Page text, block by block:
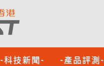
-科技新聞- -產品評測-